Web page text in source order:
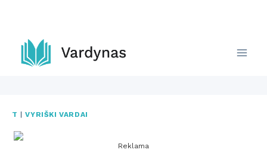
content
T |VYRIŠKI VARDAI
Reklama